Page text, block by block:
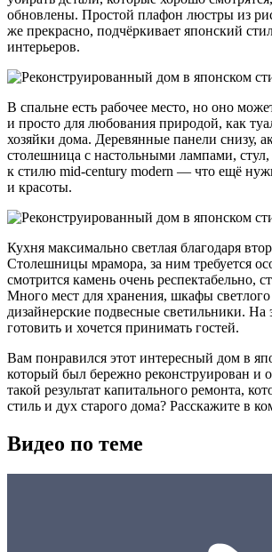
обновлены. Простой плафон люстры из
же прекрасно, подчёркивает японский
интерьеров.
В спальне есть рабочее место, но оно
и просто для любования природой, как
хозяйки дома. Деревянные панели снизу,
столешница с настольными лампами,
к стилю mid-century modern — что ещё
и красоты.
Кухня максимально светлая благодаря
Столешницы мрамора, за ним требуется
смотрится камень очень респектабельно,
Много мест для хранения, шкафы светлого
дизайнерские подвесные светильники. На
готовить и хочется принимать гостей.
Вам понравился этот интересный дом в
который был бережно реконструирован и
такой результат капитального ремонта,
стиль и дух старого дома? Расскажите в
Видео по теме